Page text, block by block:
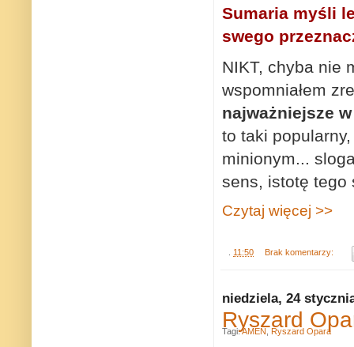
Sumaria myśli
swego
NIKT, chyba nie
wspomniałem
najważniejsze
to taki
minionym...
sens, istotę tego
Czytaj więcej >>
11:50 Brak komentarzy:
niedziela, 24
Ryszard
Tagi:AMEN Ryszard Opara